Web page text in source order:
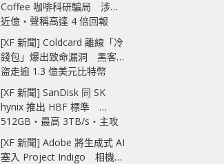
Coffee 咖啡科研騙局 涉款
近億‧聲稱高達 4 倍回報
[XF 新聞] Coldcard 離線「冷
錢包」爆出致命漏洞 黑客已
盜走逾 1.3 億美元比特幣
[XF 新聞] SanDisk 同 SK
hynix 推出 HBF 標準
512GB‧最高 3TB/s‧主攻
AI 記憶體
[XF 新聞] Adobe 將生成式 AI
塞入 Project Indigo 相機